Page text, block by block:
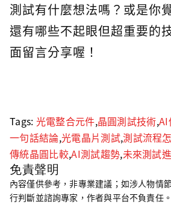
測試有什麼想法嗎？或是你
還有哪些不起眼但超重要的
面留言分享喔！
Tags: 光電整合元件,晶圓測試技術,AI
一句話結論,光電晶片測試,測試流程
傳統晶圓比較,AI測試趨勢,未來測試
免責聲明
內容僅供參考，非專業建議；如涉人物情
行判斷並諮詢專家，作者與平台不負責任。